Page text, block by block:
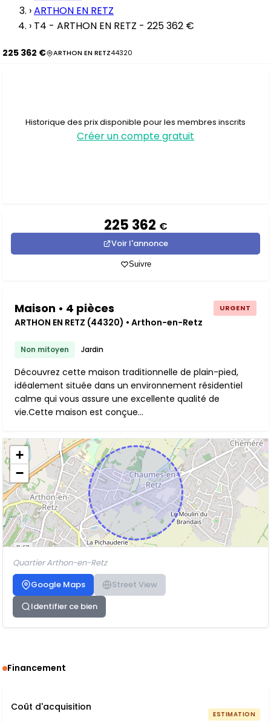
›ARTHON EN RETZ
› T4 - ARTHON EN RETZ - 225 362 €
225 362 € ARTHON EN RETZ44320
Historique des prix disponible pour les membres inscrits
Créer un compte gratuit
225 362 €
Voir l'annonce
Suivre
Maison • 4 pièces URGENT
ARTHON EN RETZ (44320) • Arthon-en-Retz
Non mitoyen Jardin
Découvrez cette maison traditionnelle de plain-pied,
idéalement située dans un environnement résidentiel
calme qui vous assure une excellente qualité de
vie.Cette maison est conçue...
+
−
Quartier Arthon-en-Retz
Google Maps
Street View
Identifier ce bien
Financement
Coût d'acquisition
ESTIMATION